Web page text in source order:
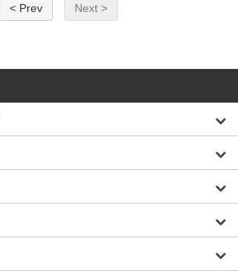
< Prev Next >